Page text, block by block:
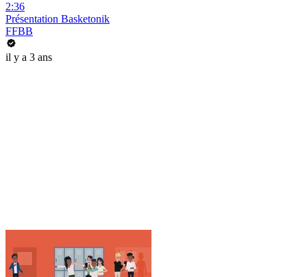
2:36
Présentation Basketonik
FFBB
il y a 3 ans